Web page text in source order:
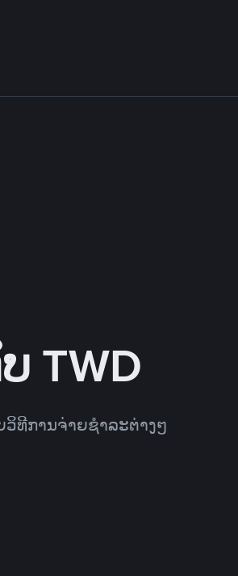
TWD
ວິທີການຈ່າຍຊຳລະຕ່າງໆ